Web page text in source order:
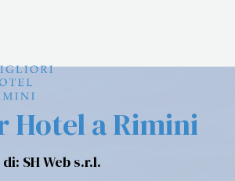
Hotel a Rimini
SH Web s.r.l.